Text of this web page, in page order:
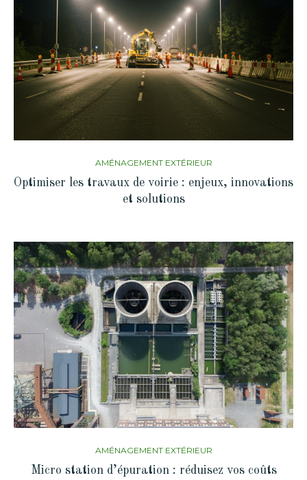
AMÉNAGEMENT EXTÉRIEUR
Optimiser les travaux de voirie : enjeux, innovations
et solutions
AMÉNAGEMENT EXTÉRIEUR
Micro station d’épuration : réduisez vos coûts